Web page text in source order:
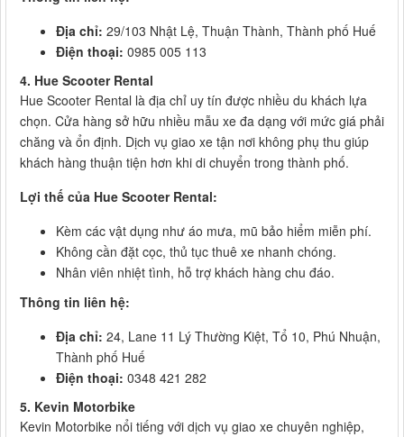
Địa chỉ: 29/103 Nhật Lệ, Thuận Thành, Thành phố Huế
Điện thoại: 0985 005 113
4. Hue Scooter Rental
Hue Scooter Rental là địa chỉ uy tín được nhiều du khách lựa
chọn. Cửa hàng sở hữu nhiều mẫu xe đa dạng với mức giá phải
chăng và ổn định. Dịch vụ giao xe tận nơi không phụ thu giúp
khách hàng thuận tiện hơn khi di chuyển trong thành phố.
Lợi thế của Hue Scooter Rental:
Kèm các vật dụng như áo mưa, mũ bảo hiểm miễn phí.
Không cần đặt cọc, thủ tục thuê xe nhanh chóng.
Nhân viên nhiệt tình, hỗ trợ khách hàng chu đáo.
Thông tin liên hệ:
Địa chỉ: 24, Lane 11 Lý Thường Kiệt, Tổ 10, Phú Nhuận,
Thành phố Huế
Điện thoại: 0348 421 282
5. Kevin Motorbike
Kevin Motorbike nổi tiếng với dịch vụ giao xe chuyên nghiệp,